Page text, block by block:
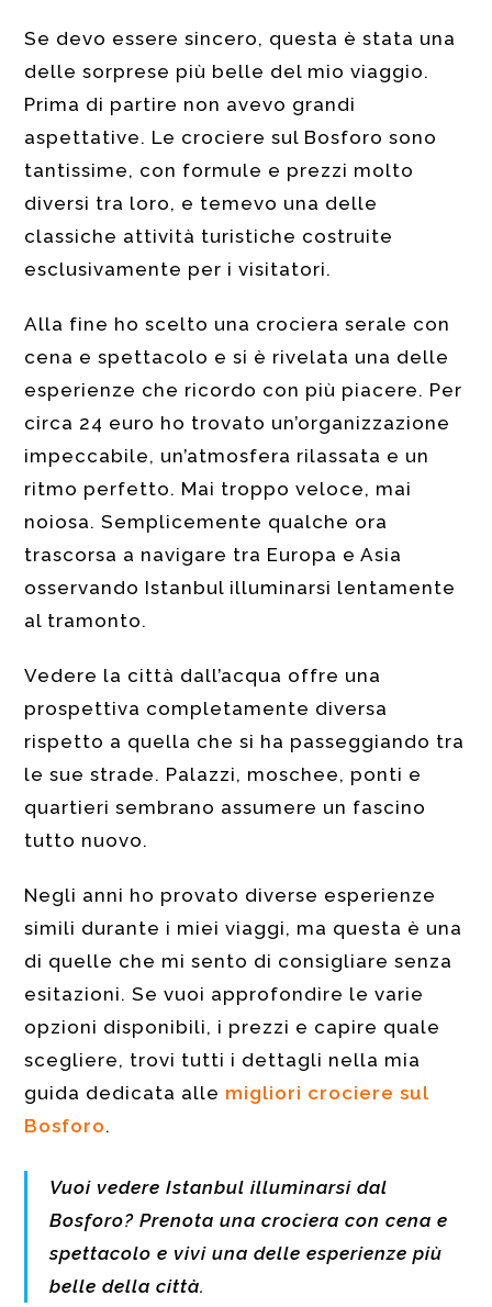
Se devo essere sincero, questa è stata una
delle sorprese più belle del mio viaggio.
Prima di partire non avevo grandi
aspettative. Le crociere sul Bosforo sono
tantissime, con formule e prezzi molto
diversi tra loro, e temevo una delle
classiche attività turistiche costruite
esclusivamente per i visitatori.
Alla fine ho scelto una crociera serale con
cena e spettacolo e si è rivelata una delle
esperienze che ricordo con più piacere. Per
circa 24 euro ho trovato un’organizzazione
impeccabile, un’atmosfera rilassata e un
ritmo perfetto. Mai troppo veloce, mai
noiosa. Semplicemente qualche ora
trascorsa a navigare tra Europa e Asia
osservando Istanbul illuminarsi lentamente
al tramonto.
Vedere la città dall’acqua offre una
prospettiva completamente diversa
rispetto a quella che si ha passeggiando tra
le sue strade. Palazzi, moschee, ponti e
quartieri sembrano assumere un fascino
tutto nuovo.
Negli anni ho provato diverse esperienze
simili durante i miei viaggi, ma questa è una
di quelle che mi sento di consigliare senza
esitazioni. Se vuoi approfondire le varie
opzioni disponibili, i prezzi e capire quale
scegliere, trovi tutti i dettagli nella mia
guida dedicata alle migliori crociere sul
Bosforo.
Vuoi vedere Istanbul illuminarsi dal
Bosforo? Prenota una crociera con cena e
spettacolo e vivi una delle esperienze più
belle della città.